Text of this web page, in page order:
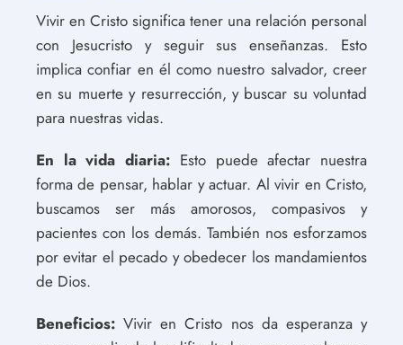
Vivir en Cristo significa tener una relación personal
con Jesucristo y seguir sus enseñanzas. Esto
implica confiar en él como nuestro salvador, creer
en su muerte y resurrección, y buscar su voluntad
para nuestras vidas.
En la vida diaria: Esto puede afectar nuestra
forma de pensar, hablar y actuar. Al vivir en Cristo,
buscamos ser más amorosos, compasivos y
pacientes con los demás. También nos esforzamos
por evitar el pecado y obedecer los mandamientos
de Dios.
Beneficios: Vivir en Cristo nos da esperanza y